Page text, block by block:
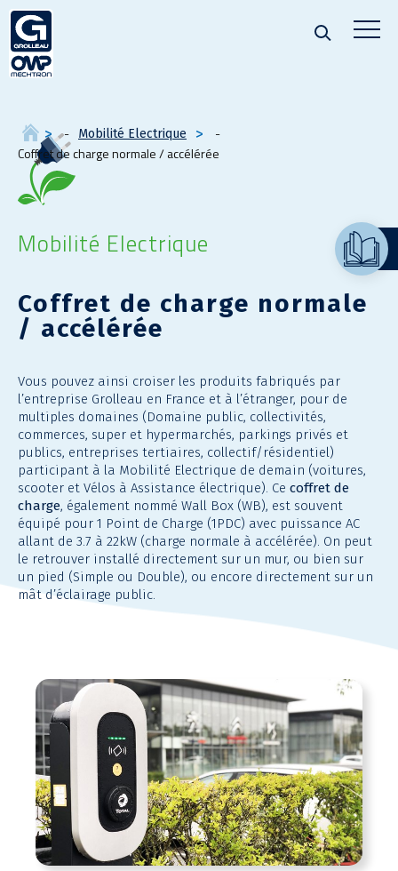
Mobilité Electrique
Coffret de charge normale / accélérée
Mobilité Electrique
Coffret de charge normale
/ accélérée
Vous pouvez ainsi croiser les produits fabriqués par
l’entreprise Grolleau en France et à l’étranger, pour de
multiples domaines (Domaine public, collectivités,
commerces, super et hypermarchés, parkings privés et
publics, entreprises tertiaires, collectif/résidentiel)
participant à la Mobilité Electrique de demain (voitures,
scooter et Vélos à Assistance électrique). Ce coffret de
charge, également nommé Wall Box (WB), est souvent
équipé pour 1 Point de Charge (1PDC) avec puissance AC
allant de 3.7 à 22kW (charge normale à accélérée). On peut
le retrouver installé directement sur un mur, ou bien sur
un pied (Simple ou Double), ou encore directement sur un
mât d’éclairage public.